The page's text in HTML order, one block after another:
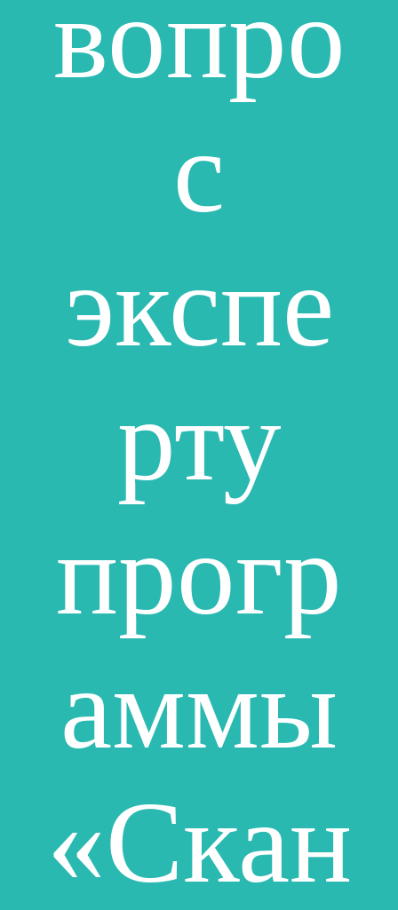
вопро
с
экспе
рту
прогр
аммы
«Скан